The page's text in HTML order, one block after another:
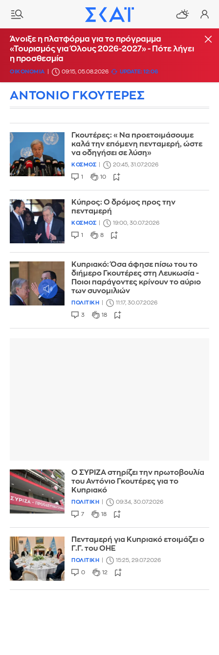
Άνοιξε η πλατφόρμα για το πρόγραμμα
«Τουρισμός για Όλους 2026-2027» - Πότε λήγει
η προσθεσμία
ΟΙΚΟΝΟΜΙΑ 09:15, 05.08.2026 UPDATE: 12:06
ΑΝΤΟΝΙΟ ΓΚΟΥΤΕΡΕΣ
Γκουτέρες: «Να προετοιμάσουμε
καλά την επόμενη πενταμερή, ώστε
να οδηγήσει σε λύση»
ΚΟΣΜΟΣ 20:45, 31.07.2026
1 10
Κύπρος: Ο δρόμος προς την
πενταμερή
ΚΟΣΜΟΣ 19:00, 30.07.2026
1 8
Κυπριακό: Όσα άφησε πίσω του το
διήμερο Γκουτέρες στη Λευκωσία -
Ποιοι παράγοντες κρίνουν το αύριο
των συνομιλιών
ΠΟΛΙΤΙΚΗ 11:17, 30.07.2026
3 18
Ο ΣΥΡΙΖΑ στηρίζει την πρωτοβουλία
του Αντόνιο Γκουτέρες για το
Κυπριακό
ΠΟΛΙΤΙΚΗ 09:34, 30.07.2026
7 18
Πενταμερή για Κυπριακό ετοιμάζει ο
Γ.Γ. του ΟΗΕ
ΠΟΛΙΤΙΚΗ 15:25, 29.07.2026
0 12